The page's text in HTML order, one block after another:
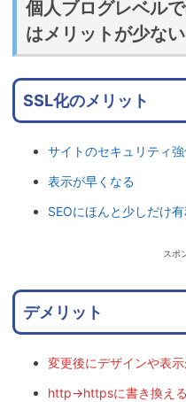
個人ブログレベル
はメリットが少ない
SSL化のメリット
サイトのセキュリティ
表示が早くなる
SEOにほんと少しだけ
スポ
デメリット
変更後にデザインや表
http→httpsに書き換え